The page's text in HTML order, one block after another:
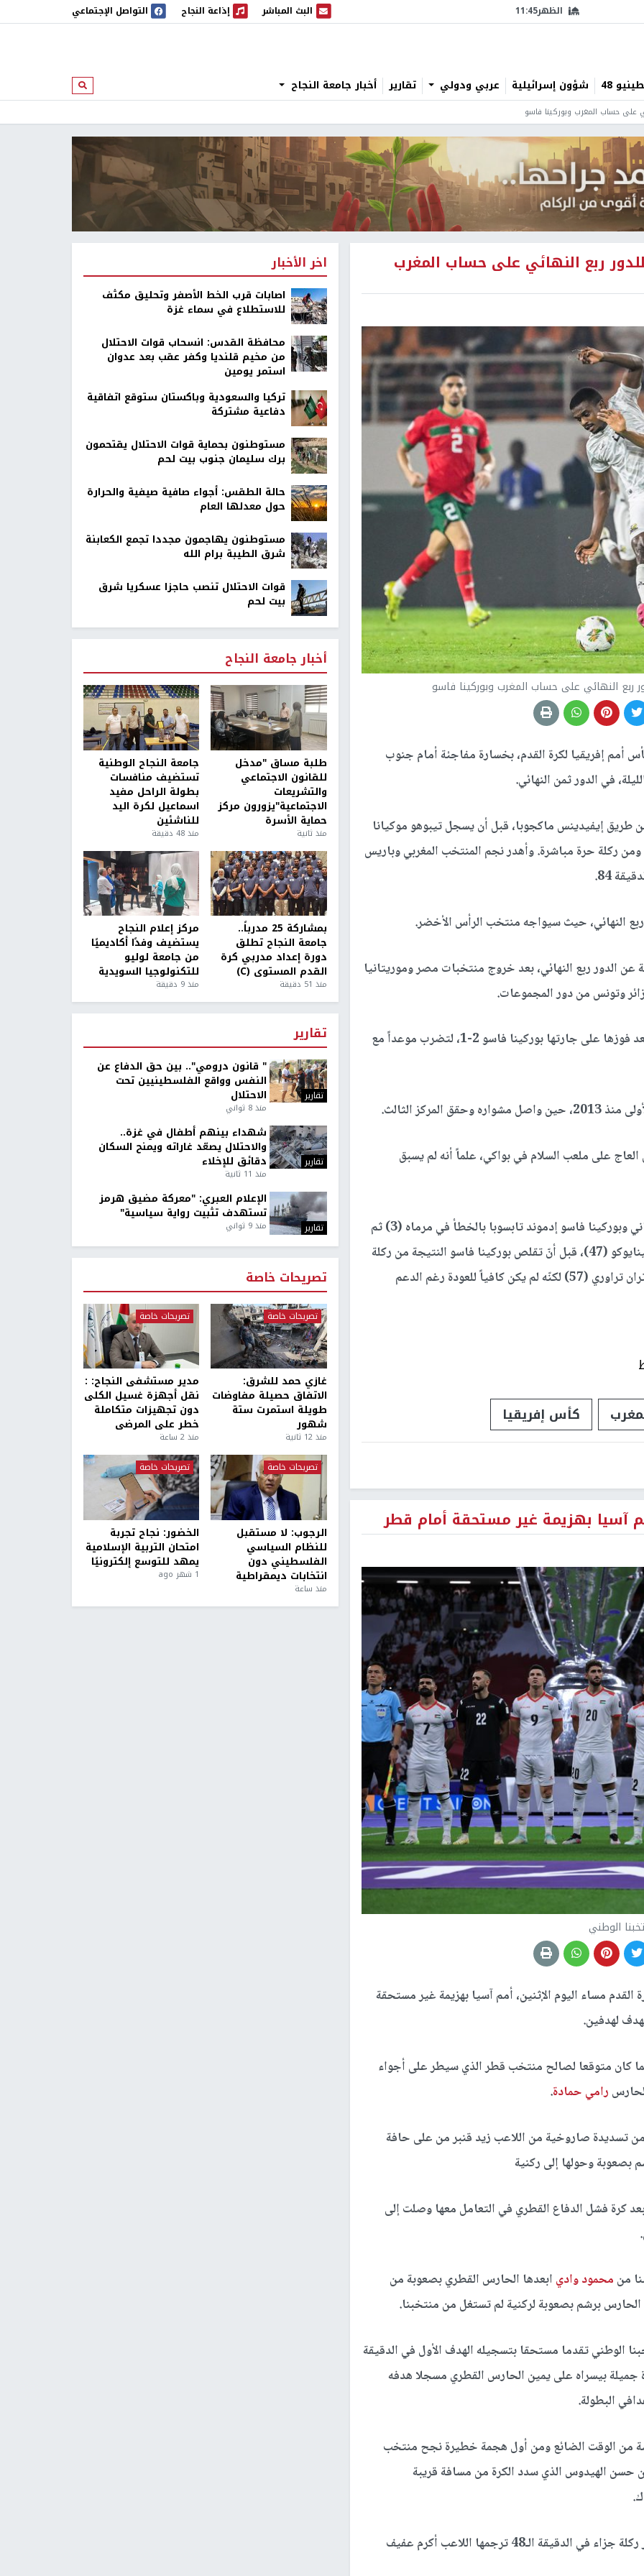
الظهر11:45 البث المباشر
البث المباشر إذاعة النجاح
إذاعة النجاح التواصل الإجتماعي
48 شؤون إسرائيلية عربي ودولي تقارير أخبار جامعة النجاح ابحث
على حساب المغرب وبوركينا فاسو
ربع النهائي على حساب المغرب
ربع النهائي على حساب المغرب وبوركينا فاسو
أمم إفريقيا لكرة القدم، بخسارة مفاجئة أمام جنوب
في الدور ثمن النهائي.
جنوب إفريقيا التسجيل في الدقيقة 57 عن طريق إيفيدينس ماكجوبا، قبل أن يسجل تيبوهو موكيانا
ركلة حرة مباشرة. وأهدر نجم المنتخب المغربي وباريس
84.
النهائي، حيث سيواجه منتخب الرأس الأخضر.
العربية عن الدور ربع النهائي، بعد خروج منتخبات مصر وموريتانيا
وتونس من دور المجموعات.
وفي مباراة أخرى، تأهلت مالي إلى الدور ربع نهائي بعد فوزها على جارتها بوركينا فاسو 2-1، لتضرب موعداً مع
الثالث.
على ملعب السلام في بواكي، علماً أنه لم يسبق
تقدمت مالي بهدف أحرزه مدافع باير ليفركوزن الألماني وبوركينا فاسو إدموند تابسوبا بالخطأ في مرماه (3) ثم
عزّزت تقدمها عبر مهاجم أوكسير الفرنسي لاسين سينايوكو (47)، قبل أنّ تقلص بوركينا فاسو النتيجة من ركلة
جزاء عبر لاعب أستون فيلا الإنجليزي المتخصص برتران تراوري (57) لكنّه لم يكن كافياً للعودة رغم الدعم
كأس إفريقيا
آسيا بهزيمة غير مستحقة أمام قطر
الوطني
مساء اليوم الإثنين، أمم آسيا بهزيمة غير مستحقة
لهدفين.
الأول وكما كان متوقعا لصالح منتخب قطر الذي سيطر على أجواء
رامي حمادة.
منتخبنا أن يفتتح التسجيل في الدقيقة الـ18 من تسديدة صاروخية من اللاعب زيد قنبر من على حافة
وحولها إلى ركنية
فرص اللقاء لمنتخبنا كانت في الدقيقة الـ23 بعد كرة فشل الدفاع القطري في التعامل معها وصلت إلى
محمود وادي ابعدها الحارس القطري بصعوبة من
برشم بصعوبة لركنية لم تستغل من منتخبنا.
الوطني تقدما مستحقا بتسجيله الهدف الأول في الدقيقة
جميلة بيسراه على يمين الحارس القطري مسجلا هدفه
البطولة.
من الوقت الضائع ومن أول هجمة خطيرة نجح منتخب
حسن الهيدوس الذي سدد الكرة من مسافة قريبة
منح حكم اللقاء الصيني وبصورة غريبة منتخب قطر ركلة جزاء في الدقيقة الـ48 ترجمها اللاعب أكرم عفيف
اخر الأخبار
اصابات قرب الخط الأصفر وتحليق مكثف
للاستطلاع في سماء غزة
محافظة القدس: انسحاب قوات الاحتلال
من مخيم قلنديا وكفر عقب بعد عدوان
استمر يومين
تركيا والسعودية وباكستان ستوقع اتفاقية
دفاعية مشتركة
مستوطنون بحماية قوات الاحتلال يقتحمون
برك سليمان جنوب بيت لحم
حالة الطقس: أجواء صافية صيفية والحرارة
حول معدلها العام
مستوطنون يهاجمون مجددا تجمع الكعابنة
شرق الطيبة برام الله
قوات الاحتلال تنصب حاجزا عسكريا شرق
بيت لحم
أخبار جامعة النجاح
طلبة مساق "مدخل
للقانون الاجتماعي
والتشريعات
الاجتماعية"يزورون مركز
حماية الأسرة
منذ ثانية
جامعة النجاح الوطنية
تستضيف منافسات
بطولة الراحل مفيد
اسماعيل لكرة اليد
للناشئين
منذ 48 دقيقة
بمشاركة 25 مدرباً..
جامعة النجاح تطلق
دورة إعداد مدربي كرة
القدم المستوى (C)
منذ 51 دقيقة
مركز إعلام النجاح
يستضيف وفدًا أكاديميًا
من جامعة لوليو
للتكنولوجيا السويدية
منذ 9 دقيقة
تقارير
تقارير
" قانون درومي".. بين حق الدفاع عن
النفس وواقع الفلسطينيين تحت
الاحتلال
منذ 8 ثواني
تقارير
شهداء بينهم أطفال في غزة..
والاحتلال يصعّد غاراته ويمنح السكان
دقائق للإخلاء
منذ 11 ثانية
تقارير
الإعلام العبري: "معركة مضيق هرمز
تستهدف تثبيت رواية سياسية"
منذ 9 ثواني
تصريحات خاصة
تصريحات خاصة
غازي حمد للشرق:
الاتفاق حصيلة مفاوضات
طويلة استمرت ستة
شهور
منذ 12 ثانية
تصريحات خاصة
مدير مستشفى النجاح: :
نقل أجهزة غسيل الكلى
دون تجهيزات متكاملة
خطر على المرضى
منذ 2 ساعة
تصريحات خاصة
الرجوب: لا مستقبل
للنظام السياسي
الفلسطيني دون
انتخابات ديمقراطية
منذ ساعة
تصريحات خاصة
الخضور: نجاح تجربة
امتحان التربية الإسلامية
يمهد للتوسع إلكترونيًا
1 شهر ago